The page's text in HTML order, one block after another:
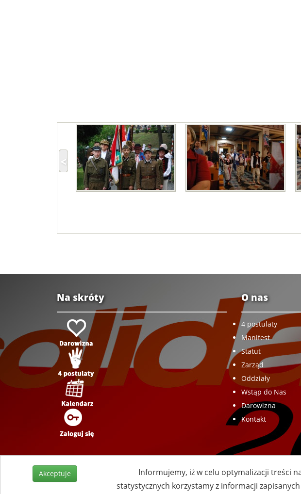
Na skróty O nas
4 postulaty
Manifest
Statut
Zarząd
Oddziały
Wstąp do Nas
Darowizna
Kontakt
Akceptuje
Informujemy, iż w celu optymalizacji treści
statystycznych korzystamy z informacji